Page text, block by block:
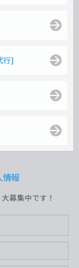
行]
報
募集中です！